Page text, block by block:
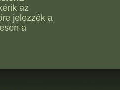
az
jelezzék a
a